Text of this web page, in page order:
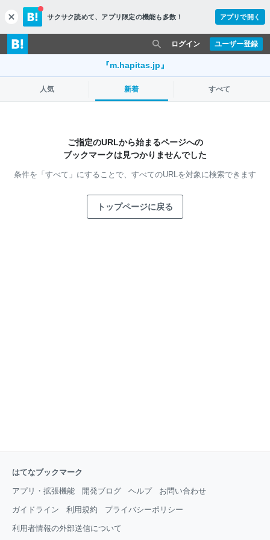
c
l
o
s
サクサク読めて、 アプリ限定の機能も多数！ アプリで開く
ユーザー登録
ログイン
『m.hapitas.jp』
人気 新着 すべて
ご指定のURLから始まるページへの
ブックマークは見つかりませんでした
条件を「すべて」にすることで、 すべてのURLを対象に検索できます
トップページに戻る
はてなブックマーク
アプリ・拡張機能 開発ブログ ヘルプ お問い合わせ
ガイドライン 利用規約 プライバシーポリシー
利用者情報の外部送信について